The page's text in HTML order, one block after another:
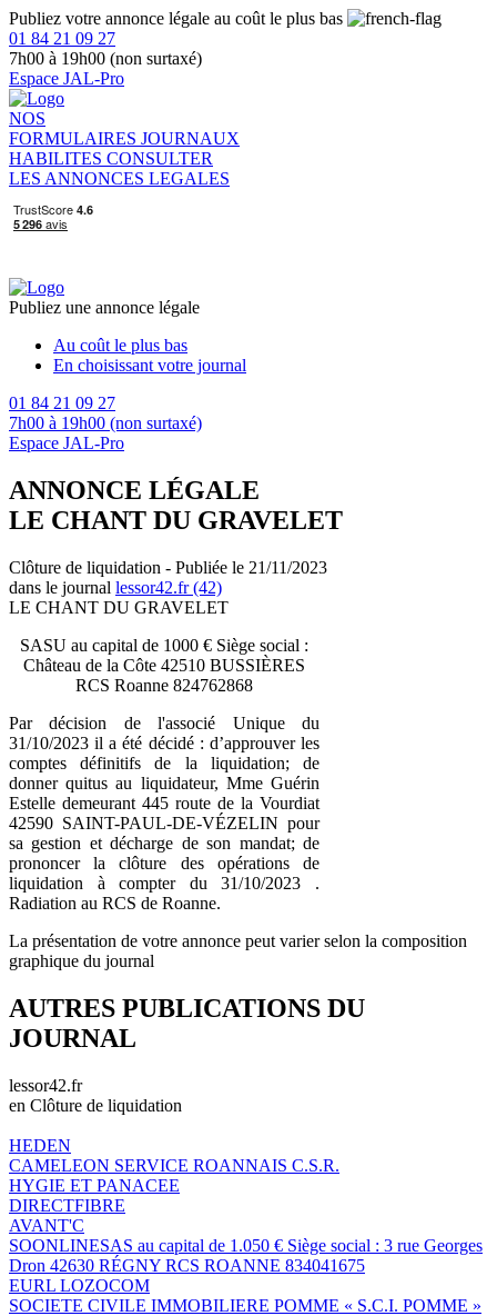
Publiez votre annonce légale au coût le plus bas
01 84 21 09 27
7h00 à 19h00 (non surtaxé)
Espace JAL-Pro
NOS
FORMULAIRES JOURNAUX
HABILITES CONSULTER
LES ANNONCES LEGALES
Publiez une annonce légale
Au coût le plus bas
En choisissant votre journal
01 84 21 09 27
7h00 à 19h00 (non surtaxé)
Espace JAL-Pro
ANNONCE LÉGALE
LE CHANT DU GRAVELET
Clôture de liquidation - Publiée le 21/11/2023
dans le journal lessor42.fr (42)
LE CHANT DU GRAVELET
SASU au capital de 1000 € Siège social :
Château de la Côte 42510 BUSSIÈRES
RCS Roanne 824762868
Par décision de l'associé Unique du
31/10/2023 il a été décidé : d’approuver les
comptes définitifs de la liquidation; de
donner quitus au liquidateur, Mme Guérin
Estelle demeurant 445 route de la Vourdiat
42590 SAINT-PAUL-DE-VÉZELIN pour
sa gestion et décharge de son mandat; de
prononcer la clôture des opérations de
liquidation à compter du 31/10/2023 .
Radiation au RCS de Roanne.
La présentation de votre annonce peut varier selon la composition
graphique du journal
AUTRES PUBLICATIONS DU
JOURNAL
lessor42.fr
en Clôture de liquidation
HEDEN
CAMELEON SERVICE ROANNAIS C.S.R.
HYGIE ET PANACEE
DIRECTFIBRE
AVANT'C
SOONLINESAS au capital de 1.050 € Siège social : 3 rue Georges
Dron 42630 RÉGNY RCS ROANNE 834041675
EURL LOZOCOM
SOCIETE CIVILE IMMOBILIERE POMME « S.C.I. POMME »